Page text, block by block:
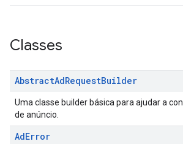
Classes
AbstractAdRequestBuilder
Uma classe builder básica para ajudar a
de anúncio.
AdError